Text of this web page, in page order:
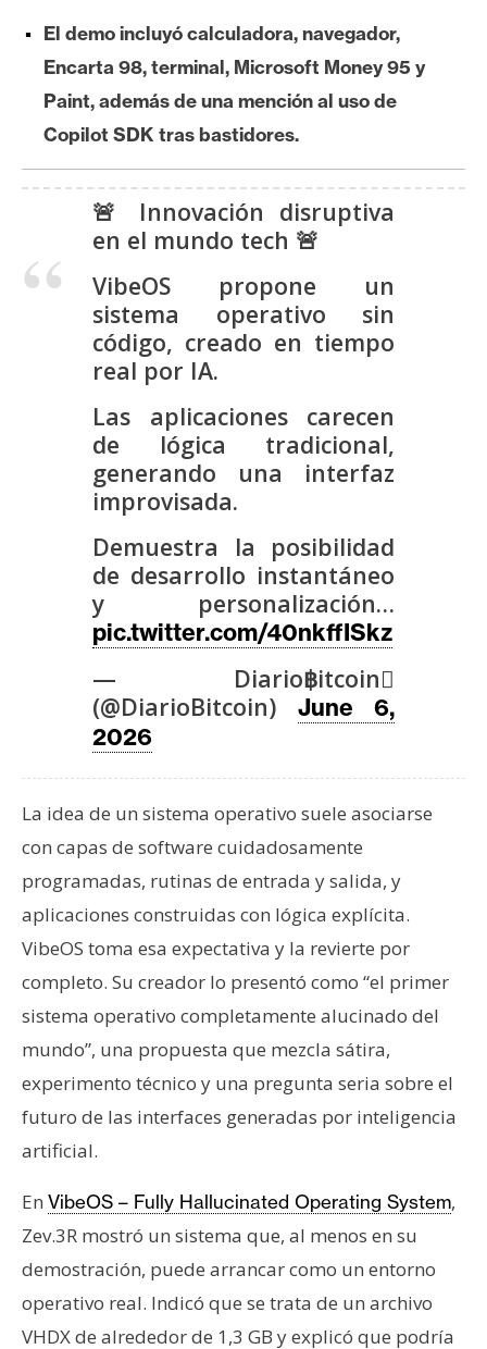
n
á
l
i
i
N
m
e
c
u
r
s
s
o
n
t
a
c
t
o
El demo incluyó calculadora, navegador,
Encarta 98, terminal, Microsoft Money 95 y
Paint, además de una mención al uso de
Copilot SDK tras bastidores.
🚨 Innovación disruptiva
en el mundo tech 🚨
VibeOS propone un
sistema operativo sin
código, creado en tiempo
real por IA.
Las aplicaciones carecen
de lógica tradicional,
generando una interfaz
improvisada.
Demuestra la posibilidad
de desarrollo instantáneo
y personalización…
pic.twitter.com/40nkffISkz
— Diario฿itcoin
(@DiarioBitcoin) June 6,
2026
La idea de un sistema operativo suele asociarse
con capas de software cuidadosamente
programadas, rutinas de entrada y salida, y
aplicaciones construidas con lógica explícita.
VibeOS toma esa expectativa y la revierte por
completo. Su creador lo presentó como “el primer
sistema operativo completamente alucinado del
mundo”, una propuesta que mezcla sátira,
experimento técnico y una pregunta seria sobre el
futuro de las interfaces generadas por inteligencia
artificial.
En VibeOS – Fully Hallucinated Operating System,
Zev.3R mostró un sistema que, al menos en su
demostración, puede arrancar como un entorno
operativo real. Indicó que se trata de un archivo
VHDX de alrededor de 1,3 GB y explicó que podría